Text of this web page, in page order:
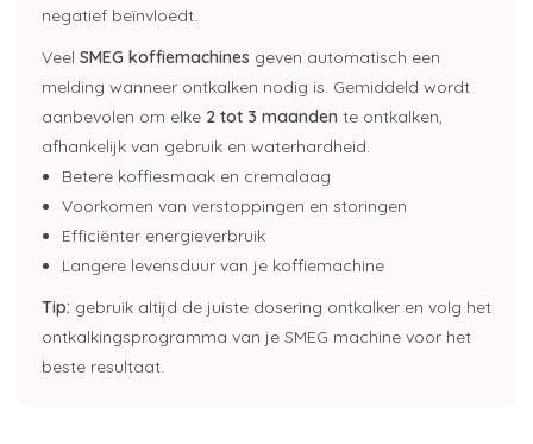
negatief beïnvloedt.
Veel SMEG koffiemachines geven automatisch een
melding wanneer ontkalken nodig is. Gemiddeld wordt
aanbevolen om elke 2 tot 3 maanden te ontkalken,
afhankelijk van gebruik en waterhardheid.
Betere koffiesmaak en cremalaag
Voorkomen van verstoppingen en storingen
Efficiënter energieverbruik
Langere levensduur van je koffiemachine
Tip: gebruik altijd de juiste dosering ontkalker en volg het
ontkalkingsprogramma van je SMEG machine voor het
beste resultaat.